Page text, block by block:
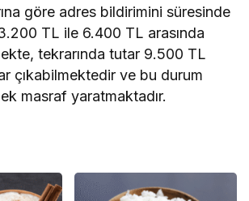
göre adres bildirimini süresinde
TL ile 6.400 TL arasında
tekrarında tutar 9.500 TL
çıkabilmektedir ve bu durum
masraf yaratmaktadır.